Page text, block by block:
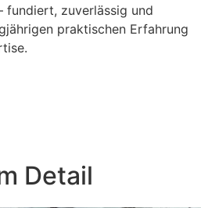
fundiert, zuverlässig und
praktischen Erfahrung
Detail